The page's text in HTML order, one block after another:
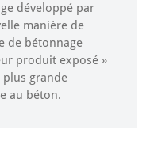
développé par
manière de
de bétonnage
produit exposé »
plus grande
au béton.